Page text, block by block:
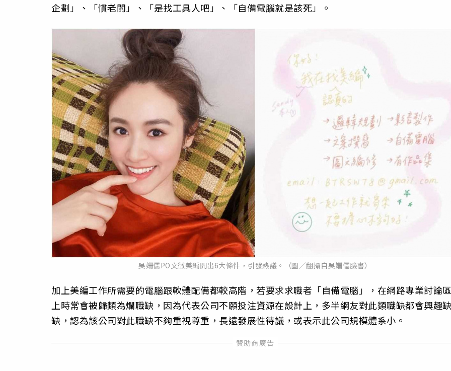
企劃」、「慣老闆」、「是找工具人吧」、「自備電腦就是該死」。
吳姍儒PO文徵美編開出6大條件，引發熱議。（圖／翻攝自吳姍儒臉書）
加上美編工作所需要的電腦跟軟體配備都較高階，若要求求職者「自備電腦」，在網路專業討論
上時常會被歸類為爛職缺，因為代表公司不願投注資源在設計上，多半網友對此類職缺都會興趣
缺，認為該公司對此職缺不夠重視尊重，長遠發展性待議，或表示此公司規模體系小。